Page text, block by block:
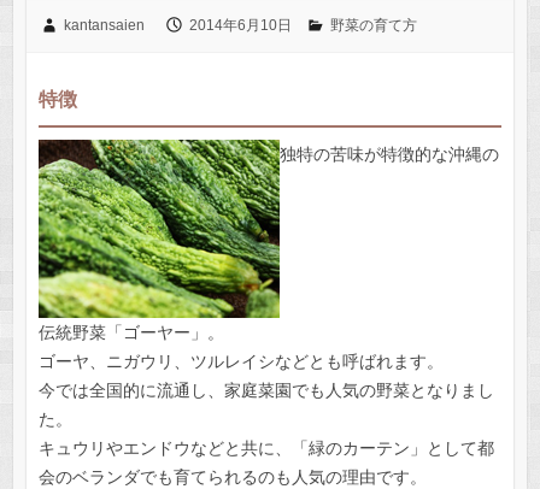
kantansaien 2014年6月10日 野菜の育て方
特徴
独特の苦味が特徴的な沖縄の
伝統野菜「ゴーヤー」。
ゴーヤ、ニガウリ、ツルレイシなどとも呼ばれます。
今では全国的に流通し、家庭菜園でも人気の野菜となりまし
た。
キュウリやエンドウなどと共に、「緑のカーテン」として都
会のベランダでも育てられるのも人気の理由です。